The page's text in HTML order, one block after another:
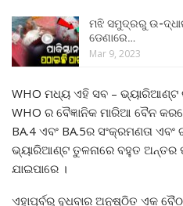
ମଝି ସମୁଦ୍ରରୁ ଉ-ଦ୍ଧାର
ଡେଣାରେ…
Mar 9, 2023
WHO ମଧ୍ୟ ଏହି ସବ – ଭ୍ୟାରିଆଣ୍ଟ
WHO ର ବୈଜ୍ଞାନିକ ମାରିଆ ବୈନ
BA.4 ଏବଂ BA.5ର ସଂକ୍ରମଣତା ଏବଂ
ଭ୍ୟାରିଆଣ୍ଟ ତୁଳନାରେ ବହୁତ ଅନ୍ତର
ଯାଇପାରେ ।
ଏହାପୂର୍ବରୁ ବୁଧବାର ଅନୁଷ୍ଠିତ ଏକ